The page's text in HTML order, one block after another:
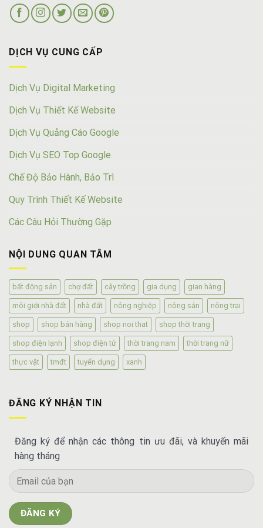
DỊCH VỤ CUNG CẤP
Dịch Vụ Digital Marketing
Dịch Vụ Thiết Kế Website
Dịch Vụ Quảng Cáo Google
Dịch Vụ SEO Top Google
Chế Độ Bảo Hành, Bảo Trì
Quy Trình Thiết Kế Website
Các Câu Hỏi Thường Gặp
NỘI DUNG QUAN TÂM
bất động sản chợ đất cây trồng gia dụng gian hàng
môi giới nhà đất nhà đất nông nghiệp nông sản nông trại
shop shop bán hàng shop noi that shop thời trang
shop điện lạnh shop điện tử thời trang nam thời trang nữ
thực vật tmđt tuyển dụng xanh
ĐĂNG KÝ NHẬN TIN
Đăng ký để nhận các thông tin ưu đãi, và khuyến mãi
hàng tháng